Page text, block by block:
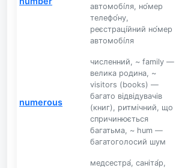
автомобі́ля, но́мер
телефо́ну,
реєстраці́йний но́мер
автомобі́ля
numerous
численний, ~ family —
велика родина, ~
visitors (books) —
багато відвідувачів
(книг), ритмічний, що
спричинюється
багатьма, ~ hum —
багатоголосий шум
медсестра́, саніта́р,